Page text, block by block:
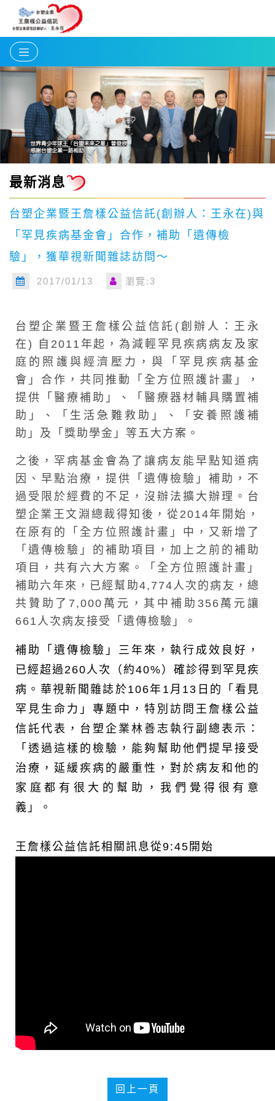
最新消息
台塑企業暨王詹樣公益信託(創辦人：王永在)與
「罕見疾病基金會」合作，補助「遺傳檢
驗」，獲華視新聞雜誌訪問～
2017/01/13 瀏覽:3
台塑企業暨王詹樣公益信託 (創辦人：王永
在)
自2011年起，為減輕罕見疾病病友及家
庭的照護與經濟壓力，與「罕見疾病基金
會」合作，共同推動「全方位照護計畫」，
提供「醫療補助」、「醫療器材輔具購置補
助」、「生活急難救助」、「安養照護補
助」及「獎助學金」等五大方案。
之後，罕病基金會為了讓病友能早點知道病
因、早點治療，提供「遺傳檢驗」補助，不
過受限於經費的不足，沒辦法擴大辦理。台
塑企業王文淵總裁得知後，從2014年開始，
在原有的「全方位照護計畫」中，又新增了
「遺傳檢驗」的補助項目，加上之前的補助
項目，共有六大方案。「全方位照護計畫」
補助六年來，已經幫助4,774人次的病友，總
共贊助了7,000萬元，其中補助356萬元讓
661人次病友接受「遺傳檢驗」。
補助
「遺傳檢驗」三年來，執行成效良好，
已經 超過260人次（約40%）確診得到罕見疾
病。華視新聞雜誌於106年1月13日的
「看見
罕見生命力」專題中， 特別訪問王詹樣公益
信託代表，台塑企業林善志執行副總表示：
「 透過這樣的檢驗，能夠幫助他們提早接受
治療，延緩疾病的嚴重性，對於病友和他的
家庭都有很大的幫助，我們覺得很有意
義 」 。
王詹樣公益信託相關訊息從9:45開始
回上一頁